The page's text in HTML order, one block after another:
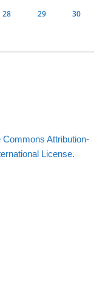
28 29 30
Attribution-
License.